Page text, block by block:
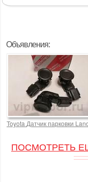
Объявления:
Toyota Датчик
ПОСМОТРЕТЬ